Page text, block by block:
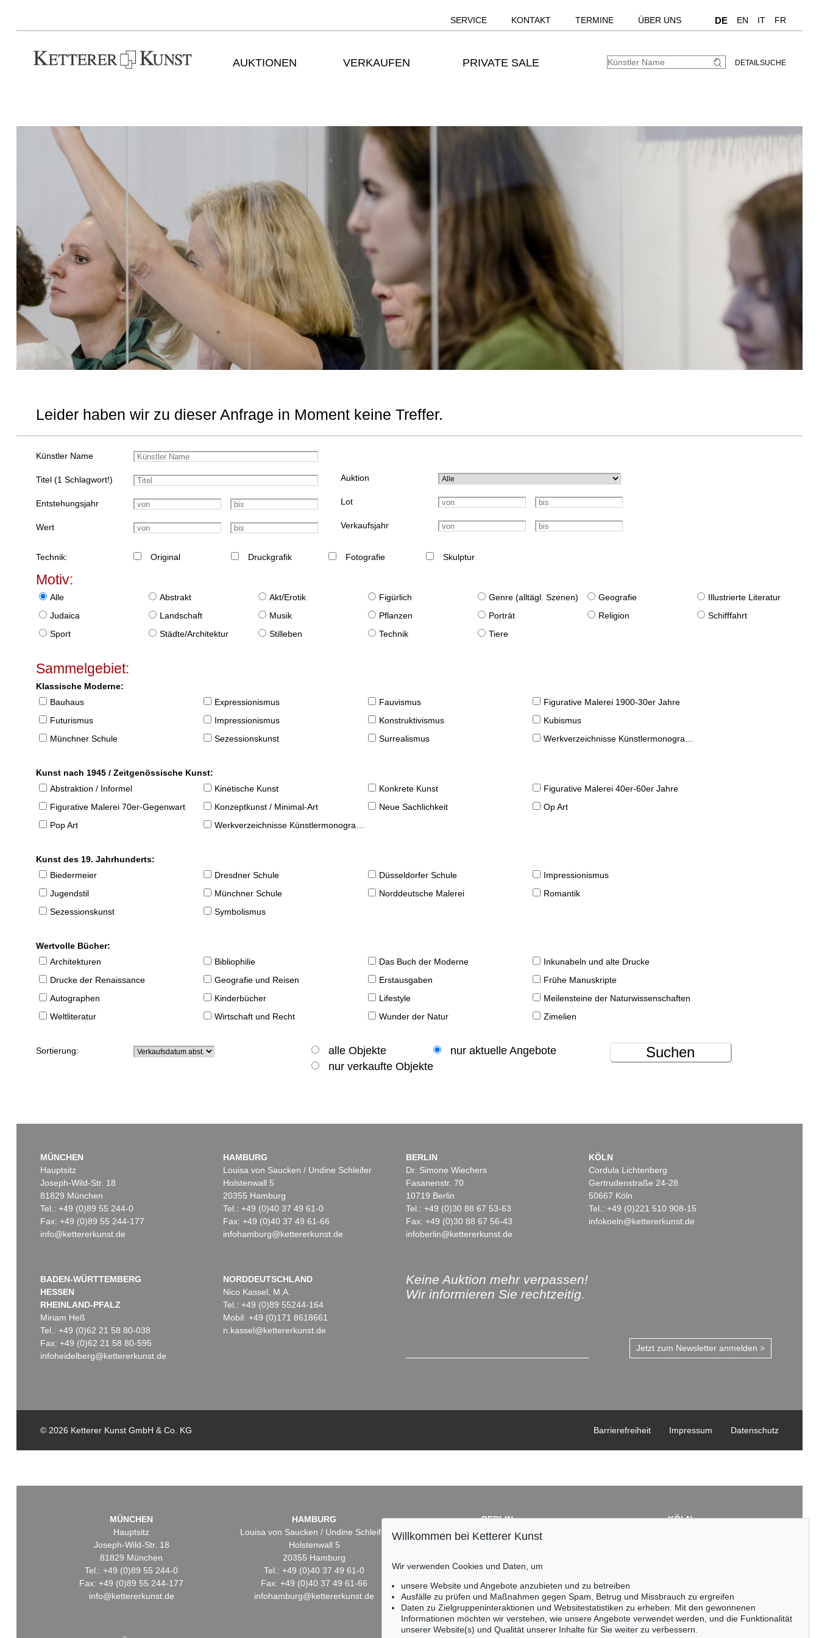
SERVICE KONTAKT TERMINE ÜBER UNS DE EN IT FR
AUKTIONEN VERKAUFEN PRIVATE SALE DETAILSUCHE
Leider haben wir zu dieser Anfrage in Moment keine Treffer.
Künstler Name
Titel (1 Schlagwort!)
Entstehungsjahr
Wert
Auktion
Lot
Verkaufsjahr
Technik: Original Druckgrafik Fotografie Skulptur
Motiv:
Alle Abstrakt Akt/Erotik Figürlich Genre (alltägl. Szenen) Geografie
Illustrierte Literatur
Judaica
Landschaft Musik Pflanzen Porträt Religion
Schifffahrt
Sport
Städte/Architektur Stilleben Technik Tiere
Sammelgebiet:
Klassische Moderne:
Bauhaus
Expressionismus Fauvismus
Figurative Malerei 1900-30er Jahre
Futurismus
Impressionismus Konstruktivismus
Kubismus
Münchner Schule
Sezessionskunst Surrealismus Werkverzeichnisse Künstlermonographien
Kunst nach 1945 / Zeitgenössische Kunst:
Abstraktion / Informel
Kinetische Kunst Konkrete Kunst
Figurative Malerei 40er-60er Jahre
Figurative Malerei 70er-Gegenwart
Konzeptkunst / Minimal-Art Neue Sachlichkeit
Op Art
Pop Art
Werkverzeichnisse Künstlermonographien
Kunst des 19. Jahrhunderts:
Biedermeier
Dresdner Schule Düsseldorfer Schule
Impressionismus
Jugendstil
Münchner Schule Norddeutsche Malerei
Romantik
Sezessionskunst
Symbolismus
Wertvolle Bücher:
Architekturen
Bibliophilie Das Buch der Moderne
Inkunabeln und alte Drucke
Drucke der Renaissance
Geografie und Reisen Erstausgaben
Frühe Manuskripte
Autographen
Kinderbücher Lifestyle
Meilensteine der Naturwissenschaften
Weltliteratur
Wirtschaft und Recht Wunder der Natur Zimelien
Sortierung: alle Objekte
nur aktuelle Angebote
nur verkaufte Objekte
Suchen
MÜNCHEN
Hauptsitz
Joseph-Wild-Str. 18
81829 München
Tel.: +49 (0)89 55 244-0
Fax: +49 (0)89 55 244-177
info@kettererkunst.de
HAMBURG
Louisa von Saucken / Undine Schleifer
Holstenwall 5
20355 Hamburg
Tel.: +49 (0)40 37 49 61-0
Fax: +49 (0)40 37 49 61-66
infohamburg@kettererkunst.de
BERLIN
Dr. Simone Wiechers
Fasanenstr. 70
10719 Berlin
Tel.: +49 (0)30 88 67 53-63
Fax: +49 (0)30 88 67 56-43
infoberlin@kettererkunst.de
KÖLN
Cordula Lichtenberg
Gertrudenstraße 24-28
50667 Köln
Tel.: +49 (0)221 510 908-15
infokoeln@kettererkunst.de
BADEN-WÜRTTEMBERG
HESSEN
RHEINLAND-PFALZ
Miriam Heß
Tel.: +49 (0)62 21 58 80-038
Fax: +49 (0)62 21 58 80-595
infoheidelberg@kettererkunst.de
NORDDEUTSCHLAND
Nico Kassel, M.A.
Tel.: +49 (0)89 55244-164
Mobil: +49 (0)171 8618661
n.kassel@kettererkunst.de
Keine Auktion mehr verpassen!
Wir informieren Sie rechtzeitig.
Jetzt zum Newsletter anmelden >
© 2026 Ketterer Kunst GmbH & Co. KG Datenschutz
Impressum
Barrierefreiheit
MÜNCHEN
Hauptsitz
Joseph-Wild-Str. 18
81829 München
Tel.: +49 (0)89 55 244-0
Fax: +49 (0)89 55 244-177
info@kettererkunst.de
HAMBURG
Louisa von Saucken / Undine Schleifer
Holstenwall 5
20355 Hamburg
Tel.: +49 (0)40 37 49 61-0
Fax: +49 (0)40 37 49 61-66
infohamburg@kettererkunst.de
BERLIN
Dr. Simone Wiechers
Tel.: +49 (0)30 88 67 53-63
Fax: +49 (0)30 88 67 56-43
infoberlin@kettererkunst.de
KÖLN
infokoeln@kettererkunst.de
Willkommen bei Ketterer Kunst
Wir verwenden Cookies und Daten, um
unsere Website und Angebote anzubieten und zu betreiben
Ausfälle zu prüfen und Maßnahmen gegen Spam, Betrug und Missbrauch zu ergreifen
Daten zu Zielgruppeninteraktionen und Websitestatistiken zu erheben. Mit den gewonnenen
Informationen möchten wir verstehen, wie unsere Angebote verwendet werden, und die Funktionalität
unserer Website(s) und Qualität unserer Inhalte für Sie weiter zu verbessern.